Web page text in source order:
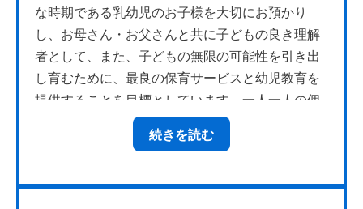
な時期である乳幼児のお子様を大切にお預かり
し、お母さん・お父さんと共に子どもの良き理解
者として、また、子どもの無限の可能性を引き出
し育むために、最良の保育サービスと幼児教育を
提供することを目標としています。一人一人の個
性を大切に、”待つ保育”と”誉める保育”でのびやか
な育ちを応援していきます。
続きを読む